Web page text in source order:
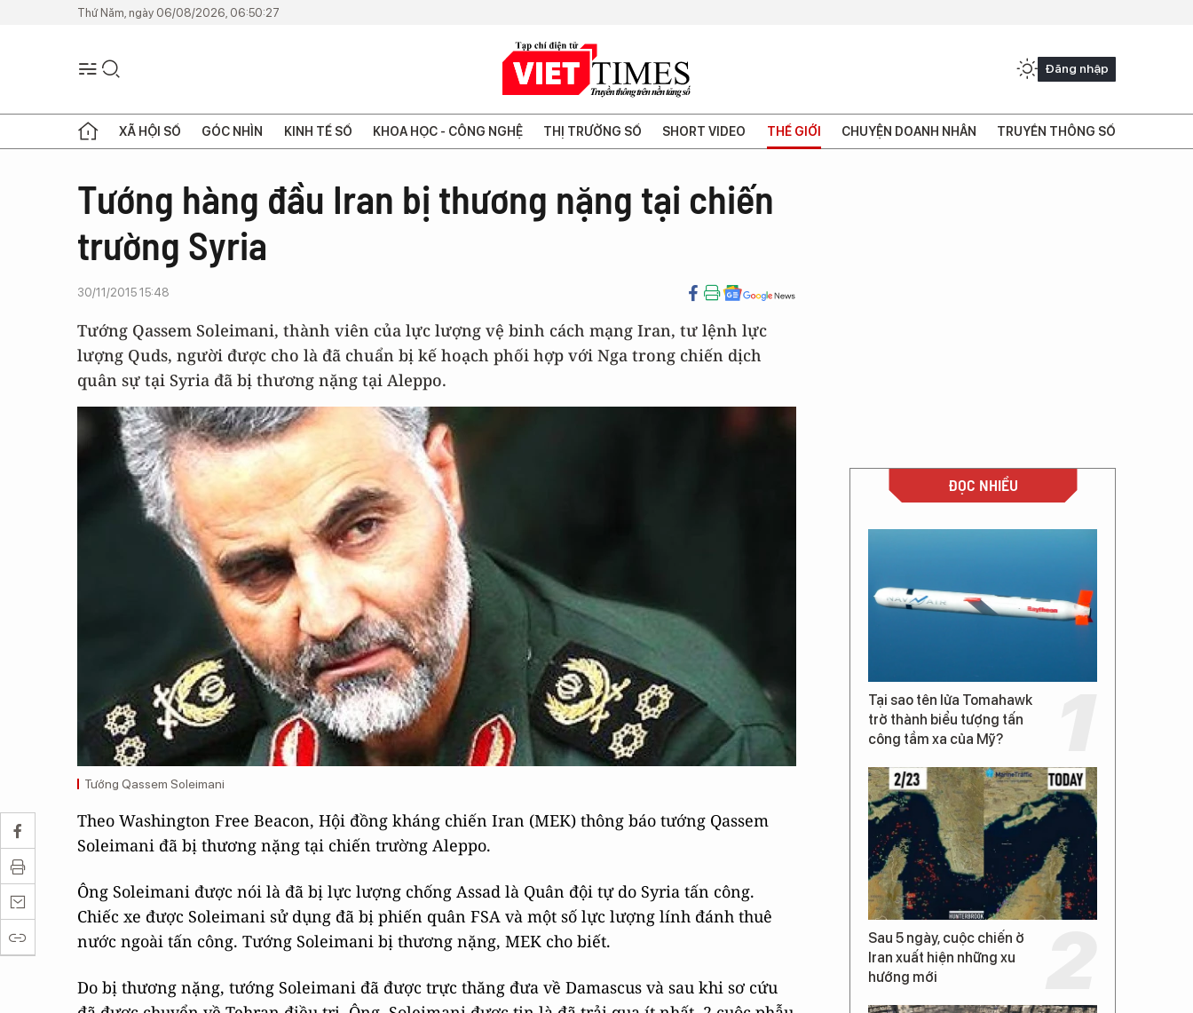
Thứ Năm, ngày 06/08/2026, 06:50:27
Đăng nhập
XÃ HỘI SỐ GÓC NHÌN KINH TẾ SỐ KHOA HỌC - CÔNG NGHỆ THỊ TRƯỜNG SỐ SHORT VIDEO THẾ GIỚI CHUYỆN DOANH NHÂN TRUYỀN THÔNG SỐ
Tướng hàng đầu Iran bị thương nặng tại chiến
trường Syria
30/11/2015 15:48
Tướng Qassem Soleimani, thành viên của lực lượng vệ binh cách mạng Iran, tư lệnh lực
lượng Quds, người được cho là đã chuẩn bị kế hoạch phối hợp với Nga trong chiến dịch
quân sự tại Syria đã bị thương nặng tại Aleppo.
Tướng Qassem Soleimani
Theo Washington Free Beacon, Hội đồng kháng chiến Iran (MEK) thông báo tướng Qassem
Soleimani đã bị thương nặng tại chiến trường Aleppo.
Ông Soleimani được nói là đã bị lực lượng chống Assad là Quân đội tự do Syria tấn công.
Chiếc xe được Soleimani sử dụng đã bị phiến quân FSA và một số lực lượng lính đánh thuê
nước ngoài tấn công. Tướng Soleimani bị thương nặng, MEK cho biết.
Do bị thương nặng, tướng Soleimani đã được trực thăng đưa về Damascus và sau khi sơ cứu
ĐỌC NHIỀU
Tại sao tên lửa Tomahawk
trở thành biểu tượng tấn
công tầm xa của Mỹ?
Sau 5 ngày, cuộc chiến ở
Iran xuất hiện những xu
hướng mới